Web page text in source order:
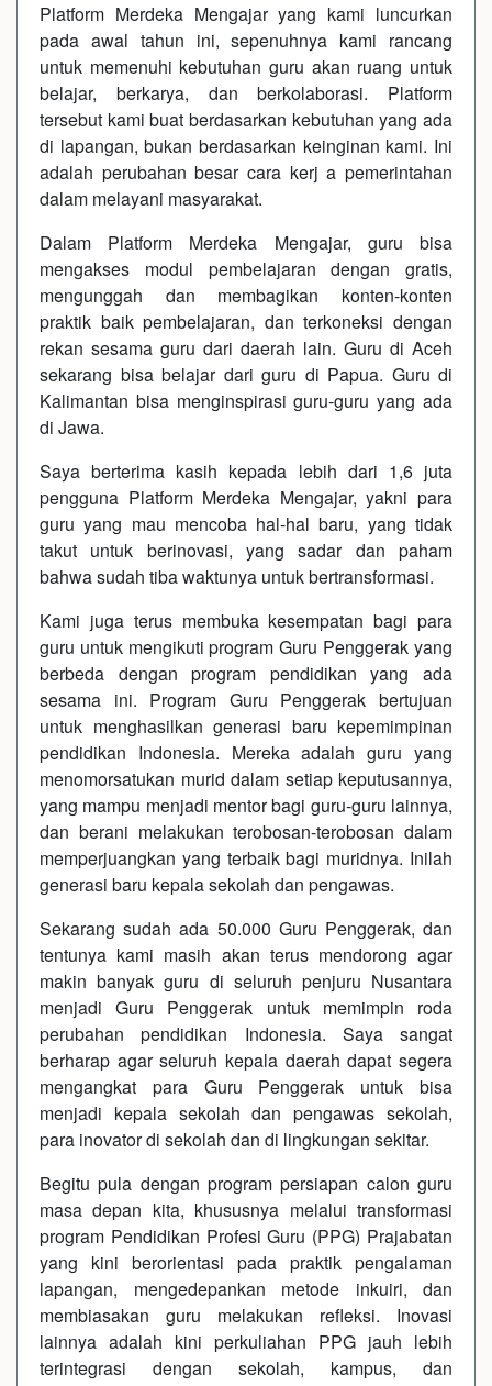
Platform Merdeka Mengajar yang kami luncurkan
pada awal tahun ini, sepenuhnya kami rancang
untuk memenuhi kebutuhan guru akan ruang untuk
belajar, berkarya, dan berkolaborasi. Platform
tersebut kami buat berdasarkan kebutuhan yang ada
di lapangan, bukan berdasarkan keinginan kami. Ini
adalah perubahan besar cara kerj a pemerintahan
dalam melayani masyarakat.
Dalam Platform Merdeka Mengajar, guru bisa
mengakses modul pembelajaran dengan gratis,
mengunggah dan membagikan konten-konten
praktik baik pembelajaran, dan terkoneksi dengan
rekan sesama guru dari daerah lain. Guru di Aceh
sekarang bisa belajar dari guru di Papua. Guru di
Kalimantan bisa menginspirasi guru-guru yang ada
di Jawa.
Saya berterima kasih kepada lebih dari 1,6 juta
pengguna Platform Merdeka Mengajar, yakni para
guru yang mau mencoba hal-hal baru, yang tidak
takut untuk berinovasi, yang sadar dan paham
bahwa sudah tiba waktunya untuk bertransformasi.
Kami juga terus membuka kesempatan bagi para
guru untuk mengikuti program Guru Penggerak yang
berbeda dengan program pendidikan yang ada
sesama ini. Program Guru Penggerak bertujuan
untuk menghasilkan generasi baru kepemimpinan
pendidikan Indonesia. Mereka adalah guru yang
menomorsatukan murid dalam setiap keputusannya,
yang mampu menjadi mentor bagi guru-guru lainnya,
dan berani melakukan terobosan-terobosan dalam
memperjuangkan yang terbaik bagi muridnya. Inilah
generasi baru kepala sekolah dan pengawas.
Sekarang sudah ada 50.000 Guru Penggerak, dan
tentunya kami masih akan terus mendorong agar
makin banyak guru di seluruh penjuru Nusantara
menjadi Guru Penggerak untuk memimpin roda
perubahan pendidikan Indonesia. Saya sangat
berharap agar seluruh kepala daerah dapat segera
mengangkat para Guru Penggerak untuk bisa
menjadi kepala sekolah dan pengawas sekolah,
para inovator di sekolah dan di lingkungan sekitar.
Begitu pula dengan program persiapan calon guru
masa depan kita, khususnya melalui transformasi
program Pendidikan Profesi Guru (PPG) Prajabatan
yang kini berorientasi pada praktik pengalaman
lapangan, mengedepankan metode inkuiri, dan
membiasakan guru melakukan refleksi. Inovasi
lainnya adalah kini perkuliahan PPG jauh lebih
terintegrasi dengan sekolah, kampus, dan